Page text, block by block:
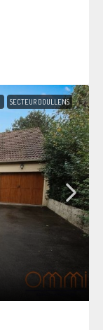
SECTEUR DOULLENS